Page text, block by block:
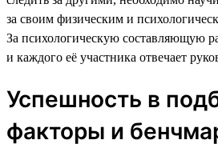
за своим физическим и
За психологическую составляющую
и каждого её участника отвечает
Успешность в
факторы и